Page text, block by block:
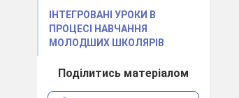
ІНТЕГРОВАНІ УРОКИ В
ПРОЦЕСІ НАВЧАННЯ
МОЛОДШИХ ШКОЛЯРІВ
Поділитись матеріалом